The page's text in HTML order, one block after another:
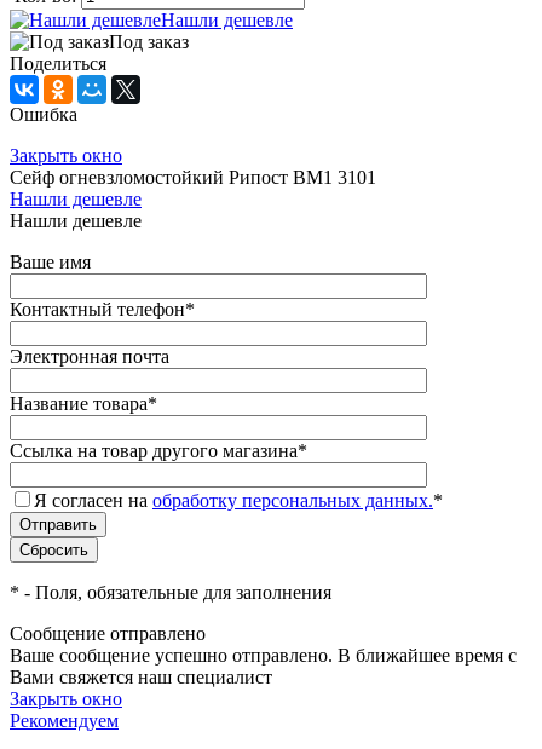
Нашли дешевле
Под заказ
Поделиться
Ошибка
Закрыть окно
Сейф огневзломостойкий Рипост BM1 3101
Нашли дешевле
Нашли дешевле
Ваше имя
Контактный телефон*
Электронная почта
Название товара*
Ссылка на товар другого магазина*
Я согласен на обработку персональных данных.*
* - Поля, обязательные для заполнения
Сообщение отправлено
Ваше сообщение успешно отправлено. В ближайшее время с
Вами свяжется наш специалист
Закрыть окно
Рекомендуем